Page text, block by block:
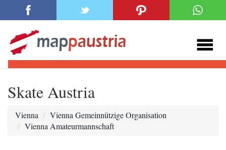
Skate Austria
Vienna
Vienna Gemeinnützige Organisation
Vienna Amateurmannschaft